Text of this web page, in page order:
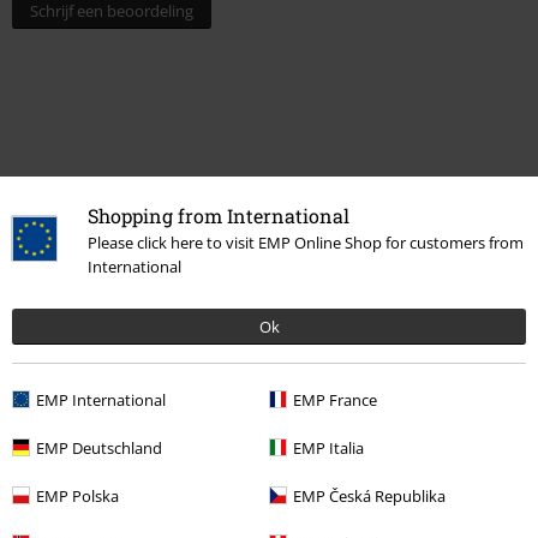
Shopping from International
Please click here to visit EMP Online Shop for customers from
International
Ok
EMP International EMP France
EMP Deutschland EMP Italia
EMP Polska EMP Česká Republika
Schrijf een beoordeling
Meer categorieën. Meer opties.